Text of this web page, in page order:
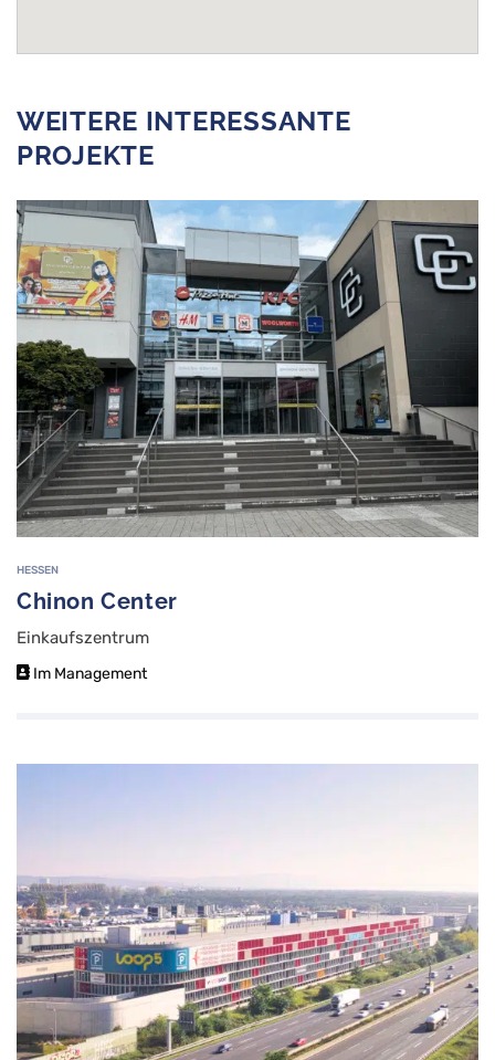
WEITERE INTERESSANTE
PROJEKTE
HESSEN
Chinon Center
Einkaufszentrum
Im Management